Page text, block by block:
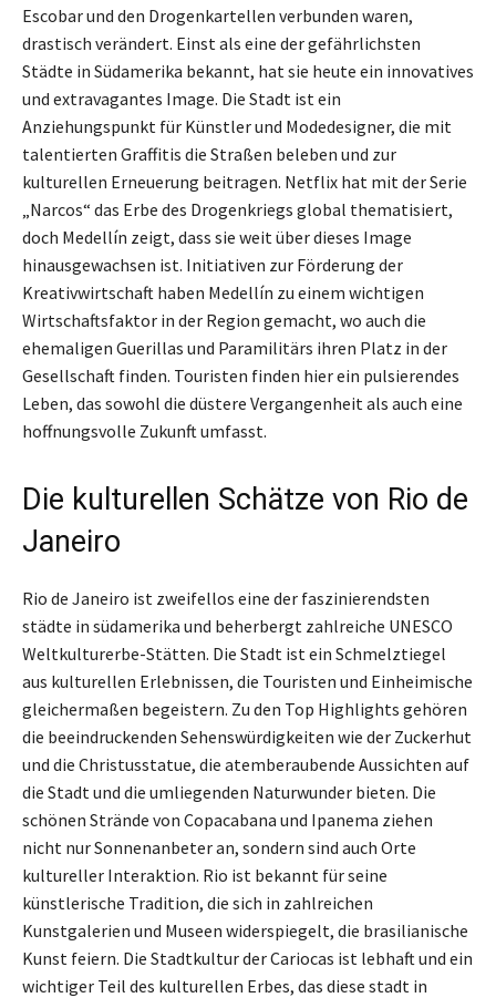
Escobar und den Drogenkartellen verbunden waren,
drastisch verändert. Einst als eine der gefährlichsten
Städte in Südamerika bekannt, hat sie heute ein innovatives
und extravagantes Image. Die Stadt ist ein
Anziehungspunkt für Künstler und Modedesigner, die mit
talentierten Graffitis die Straßen beleben und zur
kulturellen Erneuerung beitragen. Netflix hat mit der Serie
„Narcos“ das Erbe des Drogenkriegs global thematisiert,
doch Medellín zeigt, dass sie weit über dieses Image
hinausgewachsen ist. Initiativen zur Förderung der
Kreativwirtschaft haben Medellín zu einem wichtigen
Wirtschaftsfaktor in der Region gemacht, wo auch die
ehemaligen Guerillas und Paramilitärs ihren Platz in der
Gesellschaft finden. Touristen finden hier ein pulsierendes
Leben, das sowohl die düstere Vergangenheit als auch eine
hoffnungsvolle Zukunft umfasst.
Die kulturellen Schätze von Rio de
Janeiro
Rio de Janeiro ist zweifellos eine der faszinierendsten
städte in südamerika und beherbergt zahlreiche UNESCO
Weltkulturerbe-Stätten. Die Stadt ist ein Schmelztiegel
aus kulturellen Erlebnissen, die Touristen und Einheimische
gleichermaßen begeistern. Zu den Top Highlights gehören
die beeindruckenden Sehenswürdigkeiten wie der Zuckerhut
und die Christusstatue, die atemberaubende Aussichten auf
die Stadt und die umliegenden Naturwunder bieten. Die
schönen Strände von Copacabana und Ipanema ziehen
nicht nur Sonnenanbeter an, sondern sind auch Orte
kultureller Interaktion. Rio ist bekannt für seine
künstlerische Tradition, die sich in zahlreichen
Kunstgalerien und Museen widerspiegelt, die brasilianische
Kunst feiern. Die Stadtkultur der Cariocas ist lebhaft und ein
wichtiger Teil des kulturellen Erbes, das diese stadt in